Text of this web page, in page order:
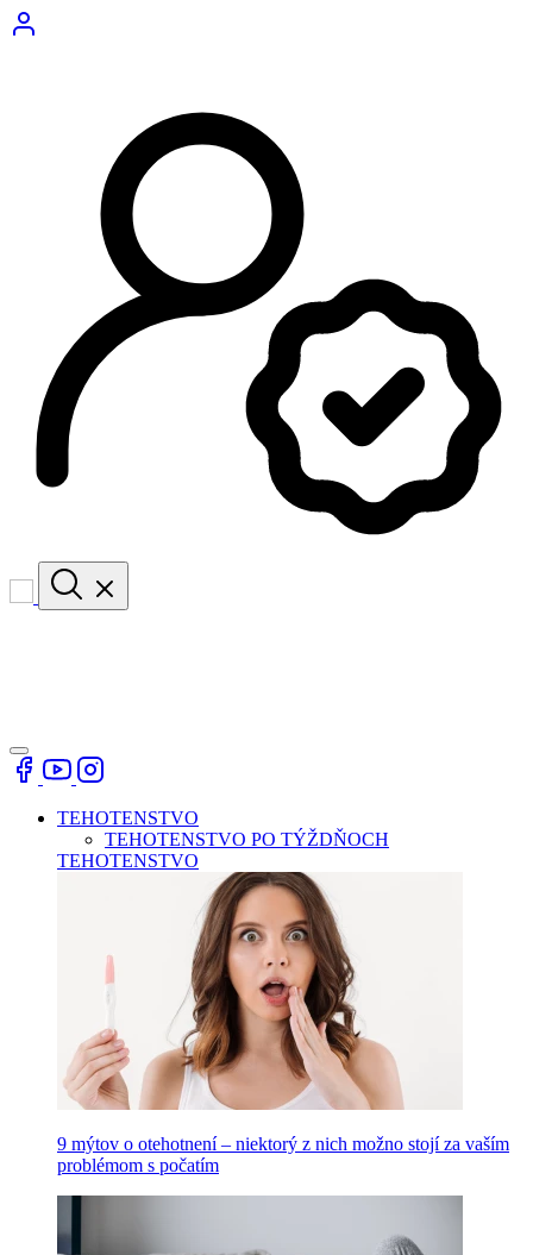
TEHOTENSTVO
TEHOTENSTVO PO TÝŽDŇOCH
TEHOTENSTVO
9 mýtov o otehotnení – niektorý z nich možno stojí za vaším
problémom s počatím